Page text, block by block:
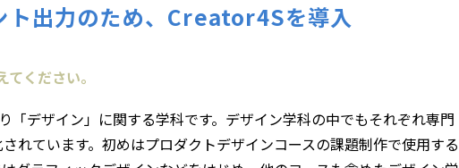
ト出力のため、Creator4Sを導入
ください。
「デザイン」に関する学科です。デザイン学科の中でもそれぞれ専門
れています。初めはプロダクトデザインコースの課題制作で使用する